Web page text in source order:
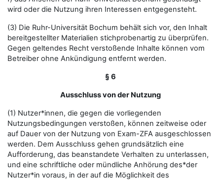
wird oder die Nutzung ihren Interessen entgegensteht.
(3) Die Ruhr-Universität Bochum behält sich vor, den Inhalt
bereitgestellter Materialien stichprobenartig zu überprüfen.
Gegen geltendes Recht verstoßende Inhalte können vom
Betreiber ohne Ankündigung entfernt werden.
§ 6
Ausschluss von der Nutzung
(1) Nutzer*innen, die gegen die vorliegenden
Nutzungsbedingungen verstoßen, können zeitweise oder
auf Dauer von der Nutzung von Exam-ZFA ausgeschlossen
werden. Dem Ausschluss gehen grundsätzlich eine
Aufforderung, das beanstandete Verhalten zu unterlassen,
und eine schriftliche oder mündliche Anhörung des*der
Nutzer*in voraus, in der auf die Möglichkeit des